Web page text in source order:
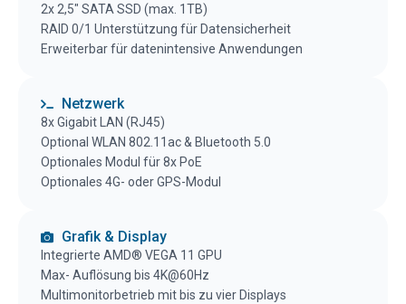
2x 2,5″ SATA SSD (max. 1TB)
RAID 0/1 Unterstützung für Datensicherheit
Erweiterbar für datenintensive Anwendungen
Netzwerk
8x Gigabit LAN (RJ45)
Optional WLAN 802.11ac & Bluetooth 5.0
Optionales Modul für 8x PoE
Optionales 4G- oder GPS-Modul
Grafik & Display
Integrierte AMD® VEGA 11 GPU
Max- Auflösung bis 4K@60Hz
Multimonitorbetrieb mit bis zu vier Displays